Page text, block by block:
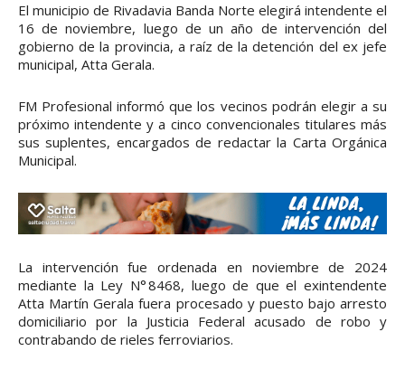
El municipio de Rivadavia Banda Norte elegirá intendente el
16 de noviembre, luego de un año de intervención del
gobierno de la provincia, a raíz de la detención del ex jefe
municipal, Atta Gerala.
FM Profesional informó que los vecinos podrán elegir a su
próximo intendente y a cinco convencionales titulares más
sus suplentes, encargados de redactar la Carta Orgánica
Municipal.
La intervención fue ordenada en noviembre de 2024
mediante la Ley N° 8468, luego de que el exintendente
Atta Martín Gerala fuera procesado y puesto bajo arresto
domiciliario por la Justicia Federal acusado de robo y
contrabando de rieles ferroviarios.